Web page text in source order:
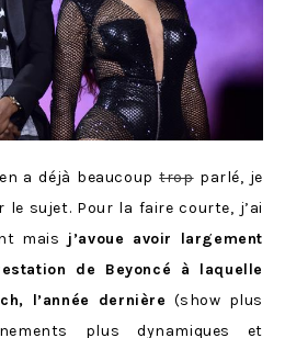
a déjà beaucouptropparlé, je
le sujet. Pour la faire courte, j’ai
mais j’avoue avoir largement
de Beyoncé à laquelle
l’année dernière (show plus
plus dynamiques et